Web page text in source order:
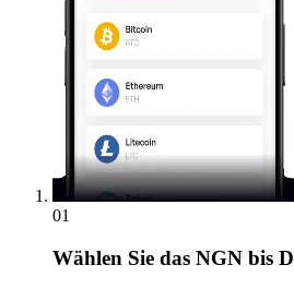
01
Wählen Sie das NGN bis